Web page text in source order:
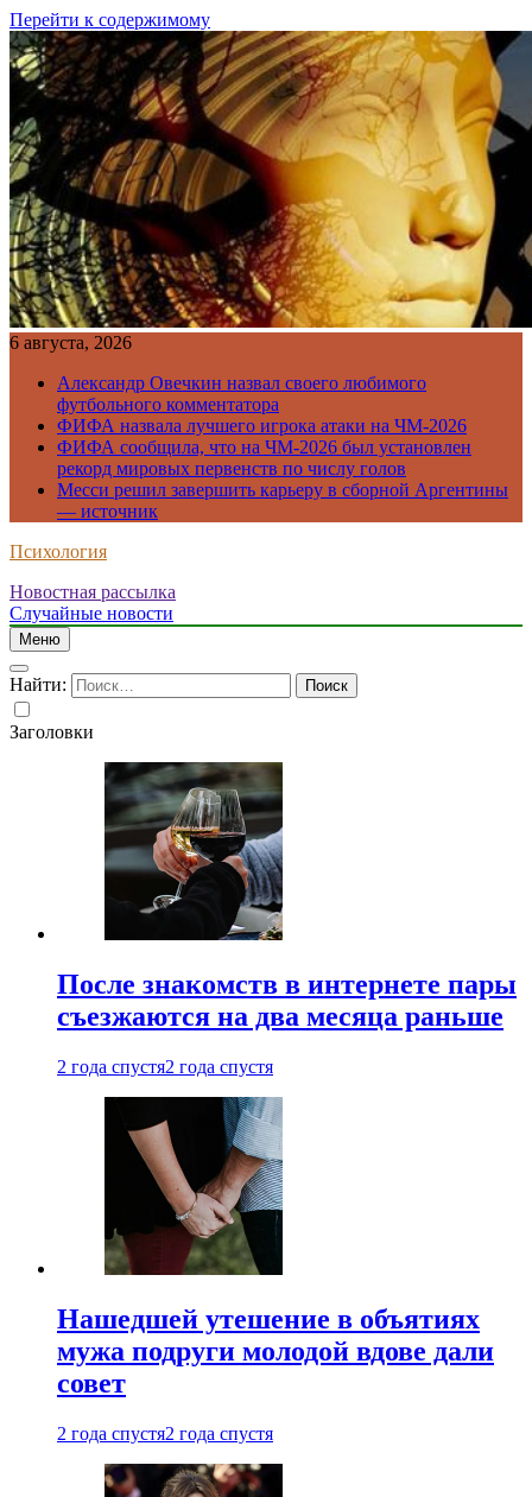
Перейти к содержимому
6 августа, 2026
Александр Овечкин назвал своего любимого
футбольного комментатора
ФИФА назвала лучшего игрока атаки на ЧМ-2026
ФИФА сообщила, что на ЧМ-2026 был установлен
рекорд мировых первенств по числу голов
Месси решил завершить карьеру в сборной Аргентины
— источник
Психология
Новостная рассылка
Случайные новости
Меню
Найти:
Заголовки
После знакомств в интернете пары
съезжаются на два месяца раньше
2 года спустя2 года спустя
Нашедшей утешение в объятиях
мужа подруги молодой вдове дали
совет
2 года спустя2 года спустя